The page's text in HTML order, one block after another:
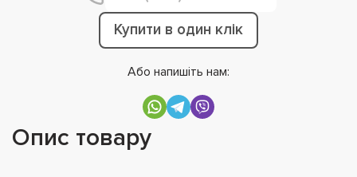
Купити в один клік
Або напишіть нам:
Опис товару